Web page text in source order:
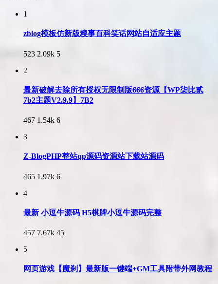
1
zblog模板仿新版糗事百科笑话网站自适应主题
523 2.09k 5
2
最新破解去除所有授权无限制版666资源【WP柒比贰
7b2主题V2.9.9】7B2
467 1.54k 6
3
Z-BlogPHP整站qp源码资源站下载站源码
465 1.97k 6
4
最新 小逗牛源码 H5棋牌小逗牛源码完整
457 7.67k 45
5
网页游戏【魔刹】最新版一键端+GM工具附带外网教程